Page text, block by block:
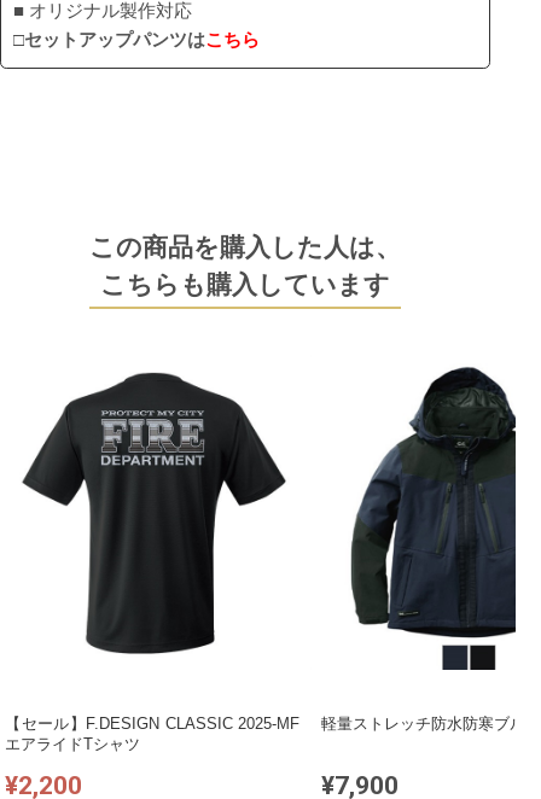
■ オリジナル製作対応
□セットアップパンツはこちら
この商品を購入した人は、
こちらも購入しています
【セール】F.DESIGN CLASSIC 2025-MF
エアライドTシャツ
¥2,200
軽量ストレッチ防水防寒ブル
¥7,900